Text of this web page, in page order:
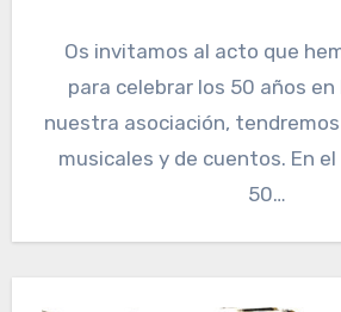
Os invitamos al acto que
para celebrar los 50 años en
nuestra asociación,
musicales y de cuentos. En
50…